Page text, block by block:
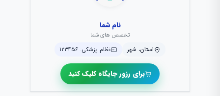
نام شما
تخصص های شما
استان، شهر نظام پزشکی: ۱۲۳۴۵۶
برای رزور جایگاه کلیک کنید